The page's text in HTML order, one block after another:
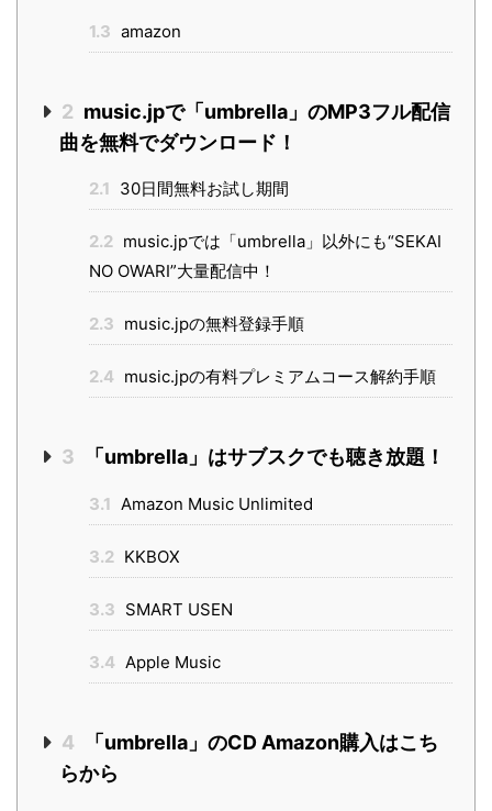
1.3 amazon
2 music.jpで「umbrella」のMP3フル配信
曲を無料でダウンロード！
2.1 30日間無料お試し期間
2.2 music.jpでは「umbrella」以外にも“SEKAI
NO OWARI”大量配信中！
2.3 music.jpの無料登録手順
2.4 music.jpの有料プレミアムコース解約手順
3 「umbrella」はサブスクでも聴き放題！
3.1 Amazon Music Unlimited
3.2 KKBOX
3.3 SMART USEN
3.4 Apple Music
4
「umbrella」のCD Amazon購入はこち
らから